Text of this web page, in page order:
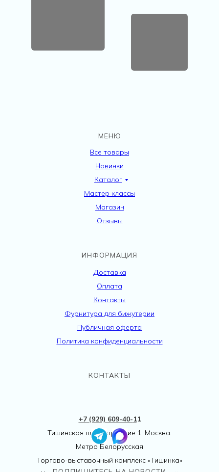
МЕНЮ
Все товары
Новинки
Каталог
Мастер классы
Магазин
Отзывы
ИНФОРМАЦИЯ
Доставка
Оплата
Контакты
Фурнитура для бижутерии
Публичная оферта
Политика конфиденциальности
КОНТАКТЫ
+7 (929) 609-40-11
Тишинская пл., 1 строение 1, Москва.
Метро Белорусская
Торгово-выставочный комплекс «Тишинка»